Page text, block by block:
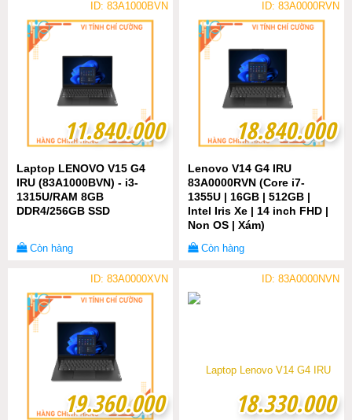
ID: 83A1000BVN
11.840.000
11.840.000
Laptop LENOVO V15 G4
IRU (83A1000BVN) - i3-
1315U/RAM 8GB
DDR4/256GB SSD
Còn hàng
ID: 83A0000RVN
18.840.000
18.840.000
Lenovo V14 G4 IRU
83A0000RVN (Core i7-
1355U | 16GB | 512GB |
Intel Iris Xe | 14 inch FHD |
Non OS | Xám)
Còn hàng
ID: 83A0000XVN
19.360.000
19.360.000
ID: 83A0000NVN
18.330.000
18.330.000